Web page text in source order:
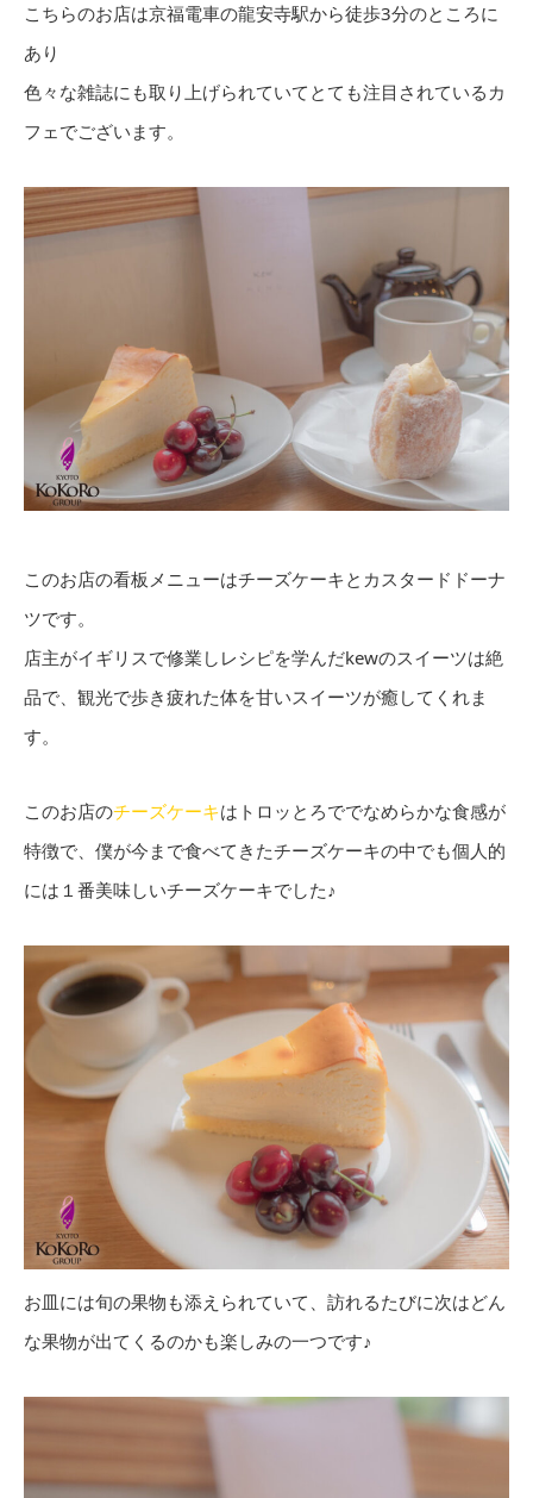
こちらのお店は京福電車の龍安寺駅から徒歩3分のところに
あり
色々な雑誌にも取り上げられていてとても注目されているカ
フェでございます。
このお店の看板メニューはチーズケーキとカスタードドーナ
ツです。
店主がイギリスで修業しレシピを学んだkewのスイーツは絶
品で、観光で歩き疲れた体を甘いスイーツが癒してくれま
す。
このお店のチーズケーキはトロッとろででなめらかな食感が
特徴で、僕が今まで食べてきたチーズケーキの中でも個人的
には１番美味しいチーズケーキでした♪
お皿には旬の果物も添えられていて、訪れるたびに次はどん
な果物が出てくるのかも楽しみの一つです♪